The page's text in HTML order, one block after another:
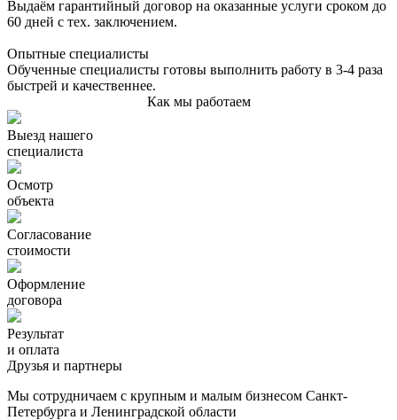
Выдаём гарантийный договор на оказанные услуги сроком до
60 дней с тех. заключением.
Опытные специалисты
Обученные специалисты готовы выполнить работу в 3-4 раза
быстрей и качественнее.
Как мы работаем
Выезд нашего
специалиста
Осмотр
объекта
Согласование
стоимости
Оформление
договора
Результат
и оплата
Друзья и партнеры
Мы сотрудничаем с крупным и малым бизнесом Санкт-
Петербурга и Ленинградской области